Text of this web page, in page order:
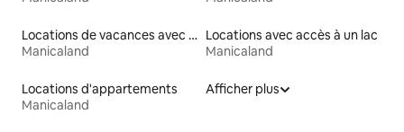
Locations de vacances avec piscine
Manicaland
Locations avec accès à un lac
Manicaland
Locations d'appartements
Manicaland
Afficher plus